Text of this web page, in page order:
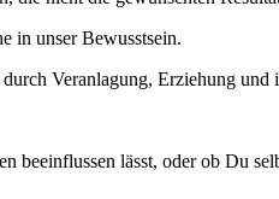
in unser Bewusstsein.
Veranlagung, Erziehung
lässt, oder ob Du